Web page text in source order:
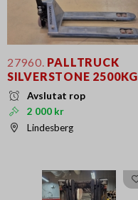
27960. PALLTRUCK
SILVERSTONE 2500KG
Avslutat rop
2 000 kr
Lindesberg